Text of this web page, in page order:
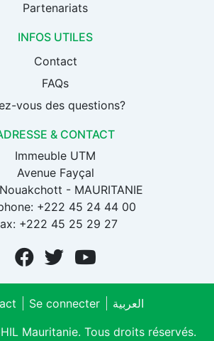
Partenariats
INFOS UTILES
Contact
FAQs
vous des questions?
& CONTACT
Immeuble UTM
Avenue Fayçal
- MAURITANIE
+222 45 24 44 00
+222 45 25 29 27
Mauritanie. Tous droits réservés.
Se connecter العربية